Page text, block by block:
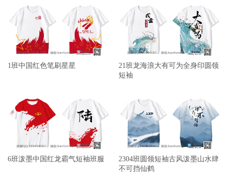
1班中国红色笔刷星星
21班龙海浪大有可为全身印圆领
短袖
6班泼墨中国红龙霸气短袖班服
2304班圆领短袖古风泼墨山水肆
不可挡仙鹤